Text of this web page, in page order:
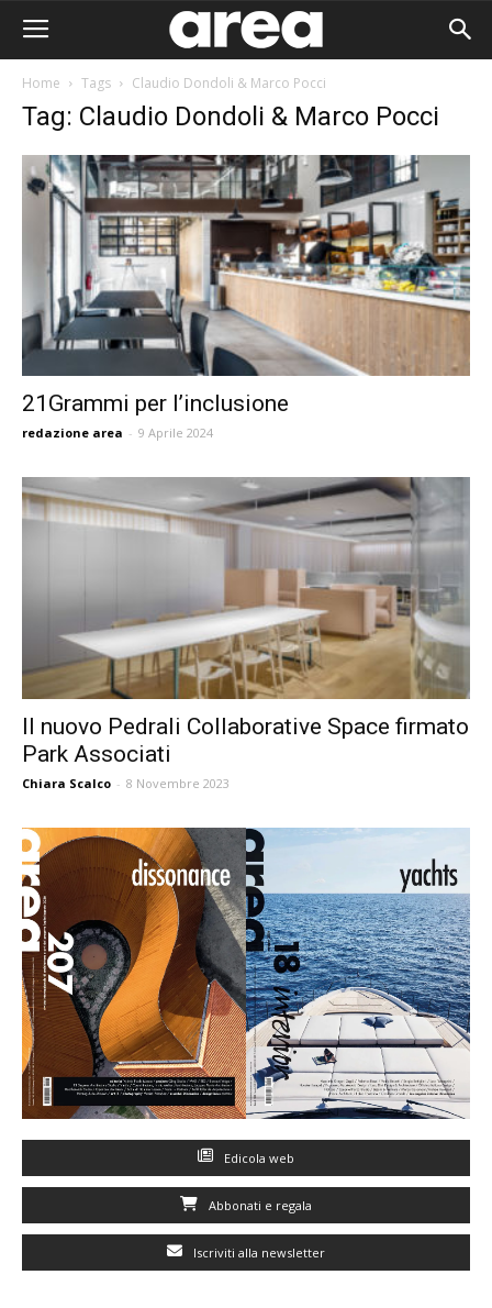
Home Tags Claudio Dondoli & Marco Pocci
Tag: Claudio Dondoli & Marco Pocci
21Grammi per l’inclusione
redazione area - 9 Aprile 2024
Il nuovo Pedrali Collaborative Space firmato
Park Associati
Chiara Scalco - 8 Novembre 2023
Edicola web
Abbonati e regala
Iscriviti alla newsletter